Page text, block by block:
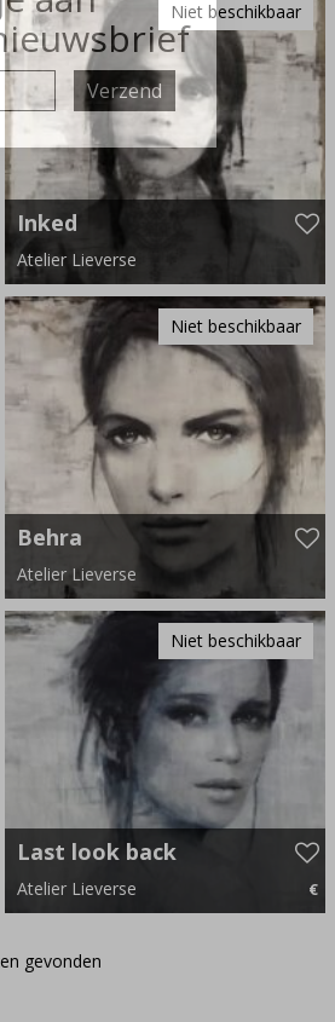
Niet beschikbaar
Inked
Atelier Lieverse
120 cm x 140 cm
Niet beschikbaar
Behra
Atelier Lieverse
190 cm x 110 cm
Niet beschikbaar
Last look back
Atelier Lieverse €
gevonden